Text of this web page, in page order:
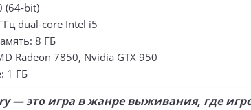
(64-bit)
dual-core Intel i5
8 ГБ
Radeon 7850, Nvidia GTX 950
1 ГБ
— это игра в жанре выживания, где